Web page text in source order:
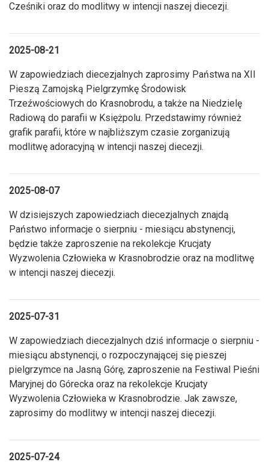
Cześniki oraz do modlitwy w intencji naszej diecezji.
2025-08-21
W zapowiedziach diecezjalnych zaprosimy Państwa na XII
Pieszą Zamojską Pielgrzymkę Środowisk
Trzeźwościowych do Krasnobrodu, a także na Niedzielę
Radiową do parafii w Księżpolu. Przedstawimy również
grafik parafii, które w najbliższym czasie zorganizują
modlitwę adoracyjną w intencji naszej diecezji.
2025-08-07
W dzisiejszych zapowiedziach diecezjalnych znajdą
Państwo informacje o sierpniu - miesiącu abstynencji,
będzie także zaproszenie na rekolekcje Krucjaty
Wyzwolenia Człowieka w Krasnobrodzie oraz na modlitwę
w intencji naszej diecezji.
2025-07-31
W zapowiedziach diecezjalnych dziś informacje o sierpniu -
miesiącu abstynencji, o rozpoczynającej się pieszej
pielgrzymce na Jasną Górę, zaproszenie na Festiwal Pieśni
Maryjnej do Górecka oraz na rekolekcje Krucjaty
Wyzwolenia Człowieka w Krasnobrodzie. Jak zawsze,
zaprosimy do modlitwy w intencji naszej diecezji.
2025-07-24